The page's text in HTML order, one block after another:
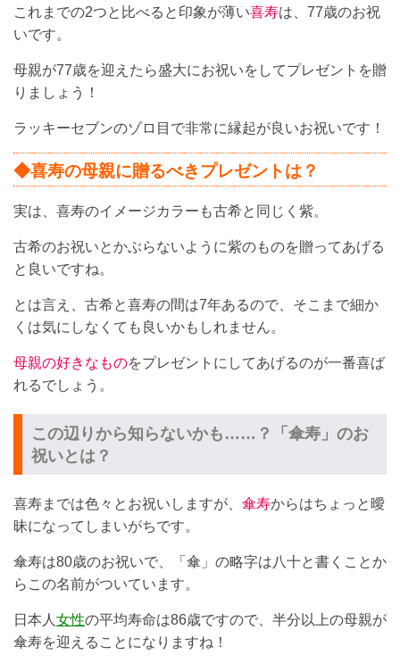
これまでの2つと比べると印象が薄い喜寿は、77歳のお祝
いです。
母親が77歳を迎えたら盛大にお祝いをしてプレゼントを贈
りましょう！
ラッキーセブンのゾロ目で非常に縁起が良いお祝いです！
◆喜寿の母親に贈るべきプレゼントは？
実は、喜寿のイメージカラーも古希と同じく紫。
古希のお祝いとかぶらないように紫のものを贈ってあげる
と良いですね。
とは言え、古希と喜寿の間は7年あるので、そこまで細か
くは気にしなくても良いかもしれません。
母親の好きなものをプレゼントにしてあげるのが一番喜ば
れるでしょう。
この辺りから知らないかも……？「傘寿」のお
祝いとは？
喜寿までは色々とお祝いしますが、 傘寿からはちょっと曖
昧になってしまいがちです。
傘寿は80歳のお祝いで、「傘」の略字は八十と書くことか
らこの名前がついています。
日本人 女性の平均寿命は86歳ですので、半分以上の母親が
傘寿を迎えることになりますね！